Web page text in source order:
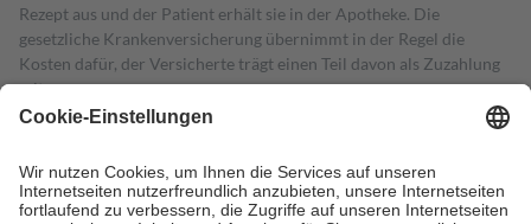
Rezept aus und der Patient erhält sie in der Apotheke. Die
gesetzliche Krankenversicherung übernimmt in der Regel die
Kosten dafür, der Versicherte trägt einen Teil davon als Zuzahlung
mit.
Grundsätzlich leisten Mitglieder Zuzahlungen in Höhe von zehn
höchstens zehn Euro.
Es sind jedoch nie mehr als die tatsächlichen
Kosten der Leistung zu entrichten.
Diese Regeln gelten grundsätzlich auch für Online-Apotheken.